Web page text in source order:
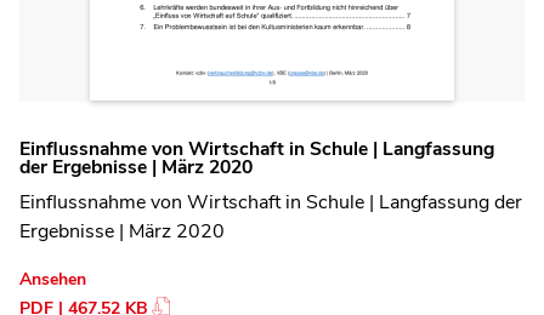
Einflussnahme von Wirtschaft in Schule | Langfassung
der Ergebnisse | März 2020
Einflussnahme von Wirtschaft in Schule | Langfassung der
Ergebnisse | März 2020
Ansehen
PDF | 467.52 KB